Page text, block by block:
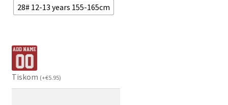
28# 12-13 years 155-165cm
Tiskom (+€5.95)